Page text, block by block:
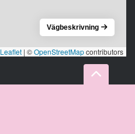
Leaflet | ©OpenStreetMapcontributors
Vägbeskrivning